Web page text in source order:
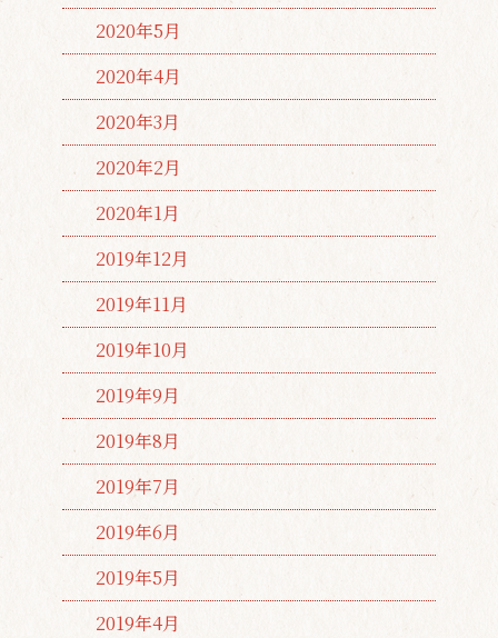
2020年5月
2020年4月
2020年3月
2020年2月
2020年1月
2019年12月
2019年11月
2019年10月
2019年9月
2019年8月
2019年7月
2019年6月
2019年5月
2019年4月